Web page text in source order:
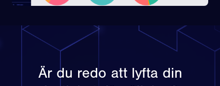
Är du redo att lyfta din